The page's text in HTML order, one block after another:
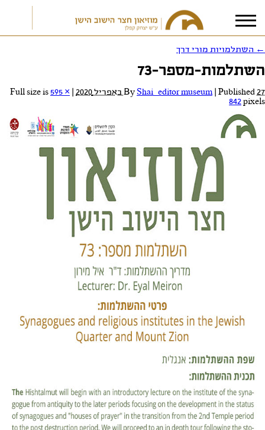
אני מאשר/ת אתתנאי הפרטיות
← השתלמויות מורי דרך
השתלמות-מספר-73
By Shai_editor museum Published27 באפריל 2020
595 ×
842pixels